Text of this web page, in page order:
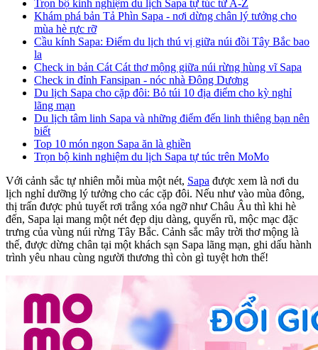
Trọn bộ kinh nghiệm du lịch Sapa tự túc từ A-Z
Khám phá bản Tả Phìn Sapa - nơi dừng chân lý tưởng cho
mùa hè rực rỡ
Cầu kính Sapa: Điểm du lịch thú vị giữa núi đồi Tây Bắc bao
la
Check in bản Cát Cát thơ mộng giữa núi rừng hùng vĩ Sapa
Check in đỉnh Fansipan - nóc nhà Đông Dương
Du lịch Sapa cho cặp đôi: Bỏ túi 10 địa điểm cho kỳ nghỉ
lãng mạn
Du lịch tâm linh Sapa và những điểm đến linh thiêng bạn nên
biết
Top 10 món ngon Sapa ăn là ghiền
Trọn bộ kinh nghiệm du lịch Sapa tự túc trên MoMo
Với cảnh sắc tự nhiên mỗi mùa một nét, Sapa được xem là nơi du
lịch nghỉ dưỡng lý tưởng cho các cặp đôi. Nếu như vào mùa đông,
thị trấn được phủ tuyết rơi trắng xóa ngỡ như Châu Âu thì khi hè
đến, Sapa lại mang một nét đẹp dịu dàng, quyến rũ, mộc mạc đặc
trưng của vùng núi rừng Tây Bắc. Cảnh sắc mây trời thơ mộng là
thế, được dừng chân tại một khách sạn Sapa lãng mạn, ghi dấu hành
trình yêu nhau cùng người thương thì còn gì tuyệt hơn thế!